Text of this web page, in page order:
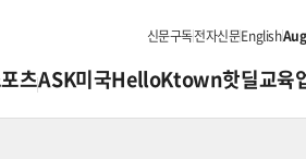
신문구독전자신문English
츠ASK미국HelloKtown핫딜교육